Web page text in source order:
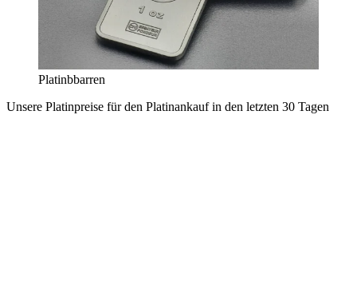
Platinbbarren
Unsere Platinpreise für den Platinankauf in den letzten 30 Tagen